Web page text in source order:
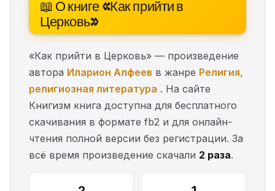
📖 О книге «Как прийти в
Церковь»
«Как прийти в Церковь» — произведение
автора Иларион Алфеев в жанре Религия,
религиозная литература . На сайте
Книгизм книга доступна для бесплатного
скачивания в формате fb2 и для онлайн-
чтения полной версии без регистрации. За
всё время произведение скачали 2 раза.